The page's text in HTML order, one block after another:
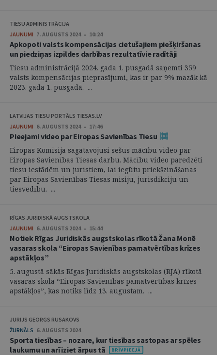
TIESU ADMINISTRĀCIJA
JAUNUMI 7. AUGUSTS 2024 • 10:24
Apkopoti valsts kompensācijas cietušajiem piešķiršanas
un piedziņas izpildes darbības rezultatīvie radītāji
Tiesu administrācijā 2024. gada 1. pusgadā saņemti 359
valsts kompensācijas pieprasījumi, kas ir par 9% mazāk kā
2023. gada 1. pusgadā. ...
LATVIJAS TIESU PORTĀLS TIESAS.LV
JAUNUMI 6. AUGUSTS 2024 • 17:46
Pieejami video par Eiropas Savienības Tiesu
Eiropas Komisija sagatavojusi sešus mācību video par
Eiropas Savienības Tiesas darbu. Mācību video paredzēti
tiesu iestādēm un juristiem, lai iegūtu priekšzināšanas
par Eiropas Savienības Tiesas misiju, jurisdikciju un
tiesvedību. ...
RĪGAS JURIDISKĀ AUGSTSKOLA
JAUNUMI 6. AUGUSTS 2024 • 15:44
Notiek Rīgas Juridiskās augstskolas rīkotā Žana Monē
vasaras skola “Eiropas Savienības pamatvērtības krīzes
apstākļos”
5. augustā sākās Rīgas Juridiskās augstskolas (RJA) rīkotā
vasaras skola “Eiropas Savienības pamatvērtības krīzes
apstākļos”, kas notiks līdz 13. augustam. ...
JURIJS GEORGS RUSAKOVS
ŽURNĀLS 6. AUGUSTS 2024
Sporta tiesības – nozare, kur tiesības sastopas ar spēles
laukumu un arī iziet ārpus tā